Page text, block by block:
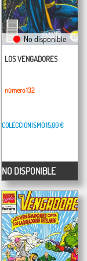
No disponible
LOS VENGADORES
número 132
COLECCIONISMO15,00 €
NO DISPONIBLE